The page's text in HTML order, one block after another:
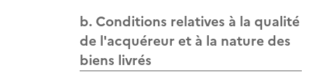
b. Conditions relatives à la qualité
de l'acquéreur et à la nature des
biens livrés